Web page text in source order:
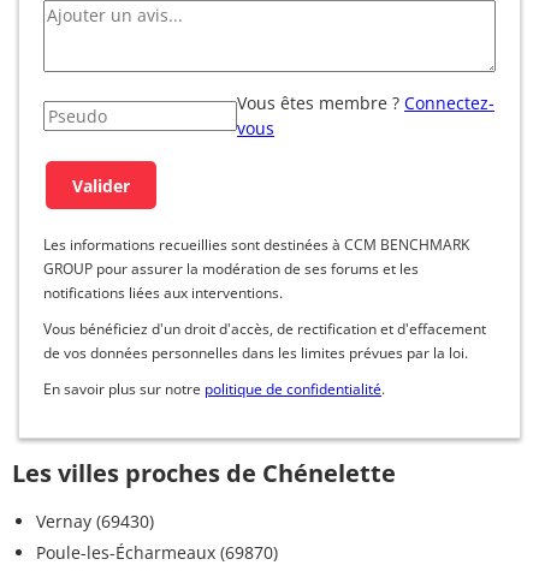
Vous êtes membre ? Connectez-
vous
Les informations recueillies sont destinées à CCM BENCHMARK
GROUP pour assurer la modération de ses forums et les
notifications liées aux interventions.
Vous bénéficiez d'un droit d'accès, de rectification et d'effacement
de vos données personnelles dans les limites prévues par la loi.
En savoir plus sur notre politique de confidentialité.
Les villes proches de Chénelette
Vernay (69430)
Poule-les-Écharmeaux (69870)